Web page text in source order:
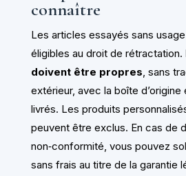
connaître
Les articles essayés sans
éligibles au droit de rétractation.
doivent être propres , sans
extérieur, avec la boîte
livrés. Les produits
peuvent être exclus. En cas de
non‑conformité, vous pouvez
sans frais au titre de la garantie